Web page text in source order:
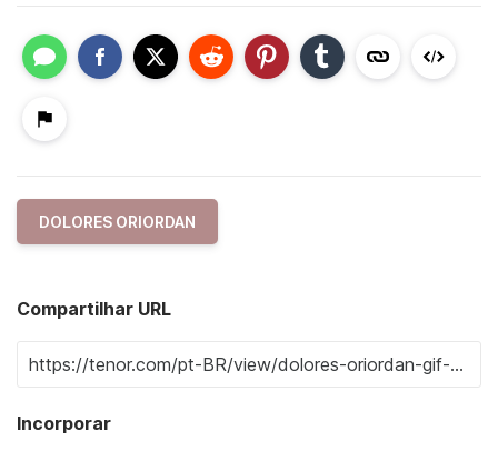
DOLORES ORIORDAN
Compartilhar URL
Incorporar